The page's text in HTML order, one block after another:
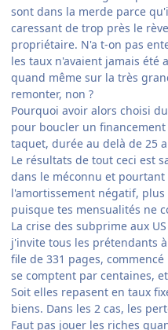
sont dans la merde parce
caressant de trop près le
propriétaire. N'a t-on pas
les taux n'avaient jamais été
quand même sur la très
remonter, non ?
Pourquoi avoir alors choisi
pour boucler un
taquet, durée au delà de 25
Le résultats de tout ceci est
dans le méconnu et
l'amortissement négatif,
puisque tes mensualités ne
La crise des subprime aux
j'invite tous les prétendants
file de 331 pages, commencé
se comptent par centaines,
Soit elles repasent en taux
biens. Dans les 2 cas, les
Faut pas jouer les riches